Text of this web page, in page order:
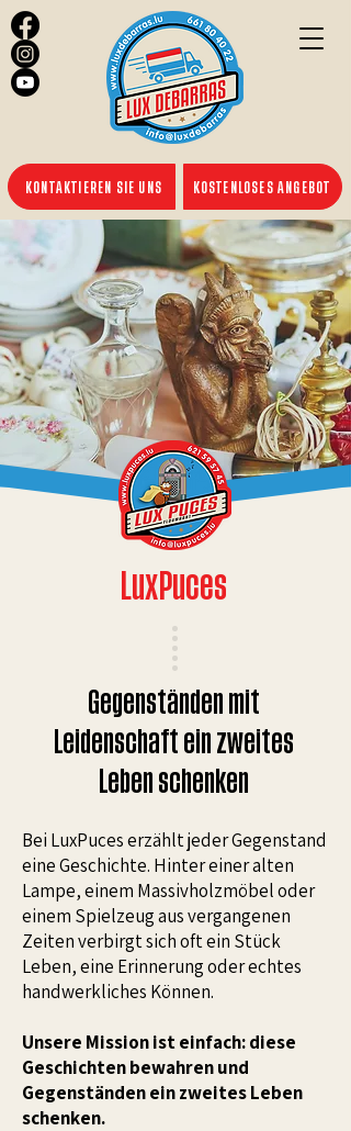
KONTAKTIEREN SIE UNS KOSTENLOSES ANGEBOT
LuxPuces
Gegenständen mit
Leidenschaft ein zweites
Leben schenken
Bei LuxPuces erzählt jeder Gegenstand
eine Geschichte. Hinter einer alten
Lampe, einem Massivholzmöbel oder
einem Spielzeug aus vergangenen
Zeiten verbirgt sich oft ein Stück
Leben, eine Erinnerung oder echtes
handwerkliches Können.
Unsere Mission ist einfach: diese
Geschichten bewahren und
Gegenständen ein zweites Leben
schenken.